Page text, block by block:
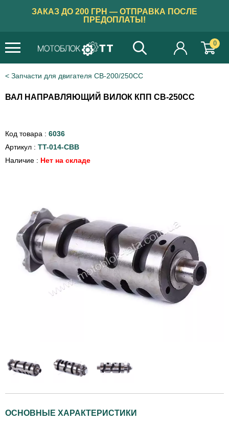
ЗАКАЗ ДО 200 ГРН — ОТПРАВКА ПОСЛЕ
ПРЕДОПЛАТЫ!
0
Запчасти для двигателя CB-200/250СС
ВАЛ НАПРАВЛЯЮЩИЙ ВИЛОК КПП СВ-250СС
Код товара : 6036
Артикул : TT-014-СВВ
Наличие : Нет на складе
ОСНОВНЫЕ ХАРАКТЕРИСТИКИ